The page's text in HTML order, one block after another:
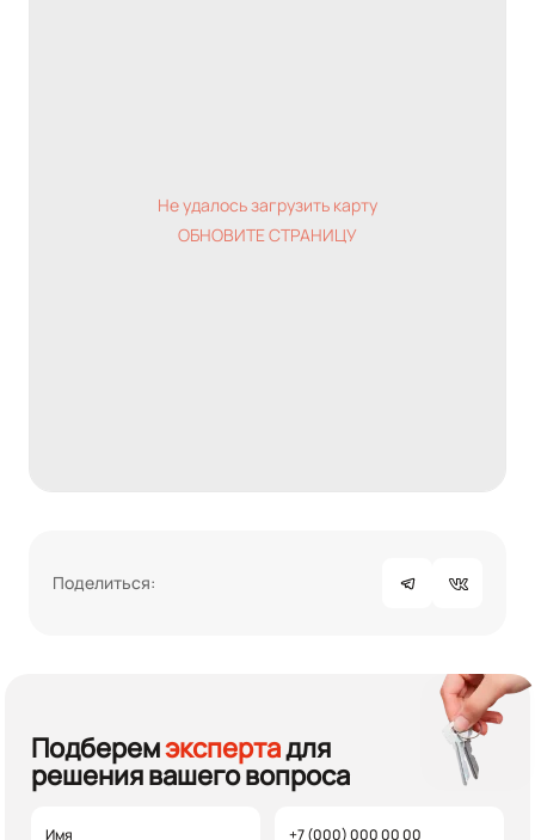
Не удалось загрузить карту
ОБНОВИТЕ СТРАНИЦУ
Поделиться:
Подберемэкспертадля
решения вашего вопроса